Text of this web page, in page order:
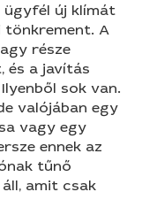
ügyfél új klímát
A
része
a javítás
sok van.
valójában egy
vagy egy
ennek az
tűnő
amit csak